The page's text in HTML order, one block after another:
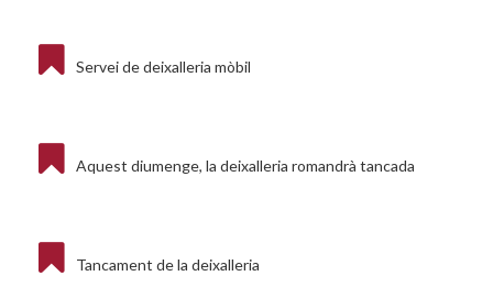
Servei de deixalleria mòbil
Aquest diumenge, la deixalleria romandrà tancada
Tancament de la deixalleria